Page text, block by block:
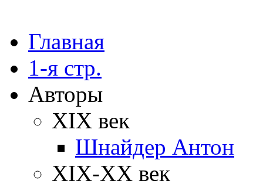
Главная
1-я стр.
Авторы
XIX век
Шнайдер Антон
XIX-XX век